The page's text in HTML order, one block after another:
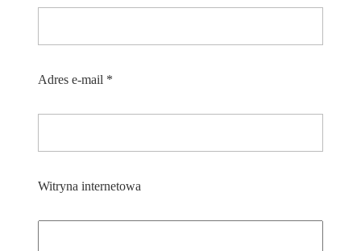
Adres e-mail *
Witryna internetowa